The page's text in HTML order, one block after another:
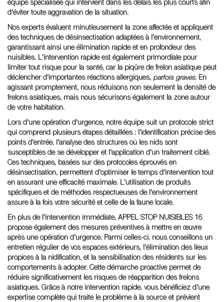
équipe spécialisée qui intervient dans les délais les plus courts afin
d'éviter toute aggravation de la situation.
Nos experts évaluent minutieusement la zone affectée et appliquent
des techniques de désinsectisation adaptées à l'environnement,
garantissant ainsi une élimination rapide et en profondeur des
nuisibles. L'intervention rapide est également primordiale pour
limiter tout risque pour la santé, car la piqûre de frelon asiatique peut
déclencher d'importantes réactions allergiques, parfois graves. En
agissant promptement, nous réduisons non seulement la densité de
frelons asiatiques, mais nous sécurisons également la zone autour
de votre habitation.
Lors d'une opération d'urgence, notre équipe suit un protocole strict
qui comprend plusieurs étapes détaillées : l'identification précise des
points d'entrée, l'analyse des structures où les nids sont
susceptibles de se développer et l'application d'un traitement ciblé.
Ces techniques, basées sur des protocoles éprouvés en
désinsectisation, permettent d'optimiser le temps d'intervention tout
en assurant une efficacité maximale. L'utilisation de produits
spécifiques et de méthodes respectueuses de l'environnement
assure à la fois votre sécurité et celle de la faune locale.
En plus de l'intervention immédiate, APPEL STOP NUISIBLES 16
propose également des mesures préventives à mettre en œuvre
après une opération d'urgence. Parmi celles-ci, nous conseillons un
entretien régulier de vos espaces extérieurs, l'élimination des lieux
propices à la nidification, et la sensibilisation des résidents sur les
comportements à adopter. Cette démarche proactive permet de
réduire significativement les risques de réapparition des frelons
asiatiques. Grâce à notre intervention rapide, vous bénéficiez d'une
expertise complète qui traite le problème à la source et prévient